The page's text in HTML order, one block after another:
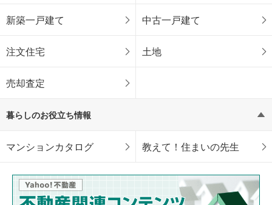
新築一戸建て 中古一戸建て
注文住宅 土地
売却査定
暮らしのお役立ち情報
マンションカタログ 教えて！住まいの先生